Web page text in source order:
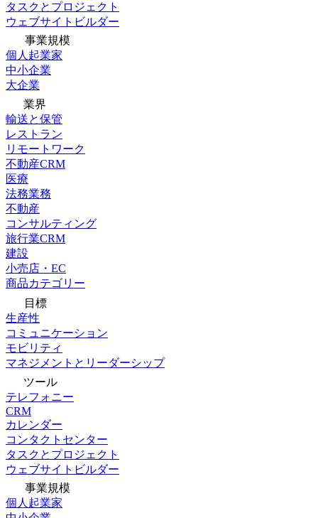
タスクとプロジェクト
ウェブサイトビルダー
事業規模
個人起業家
中小企業
大企業
業界
輸送と保管
レストラン
リモートワーク
不動産CRM
医療
法務業務
不動産
コンサルティング
旅行業CRM
建設
小売店・EC
商品カテゴリー
目標
生産性
コミュニケーション
モビリティ
マネジメントとリーダーシップ
ツール
テレフォニー
CRM
カレンダー
コンタクトセンター
タスクとプロジェクト
ウェブサイトビルダー
事業規模
個人起業家